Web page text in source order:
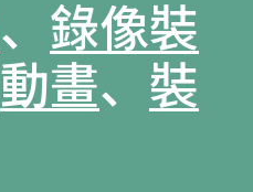
、 錄像裝
動畫、 裝